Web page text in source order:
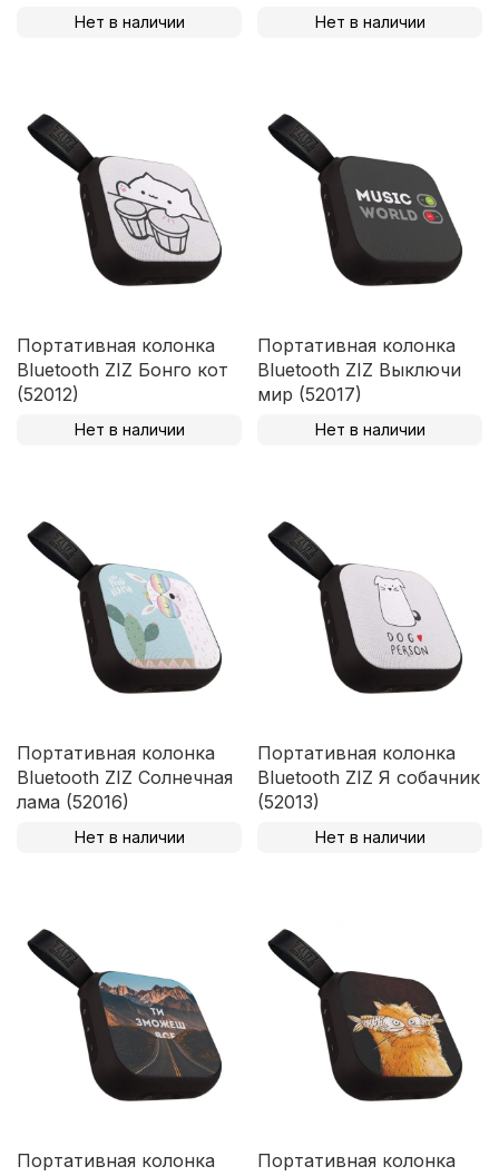
Нет в наличии Нет в наличии
Портативная колонка
Bluetooth ZIZ Бонго кот
(52012)
Нет в наличии
Портативная колонка
Bluetooth ZIZ Выключи
мир (52017)
Нет в наличии
Портативная колонка
Bluetooth ZIZ Солнечная
лама (52016)
Нет в наличии
Портативная колонка
Bluetooth ZIZ Я собачник
(52013)
Нет в наличии
Портативная колонка
Портативная колонка